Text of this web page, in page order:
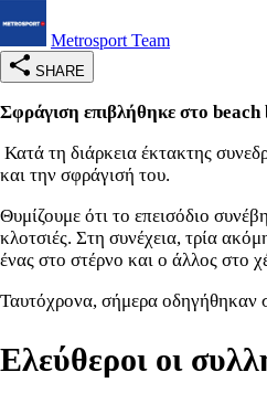
Metrosport Team
SHARE
Σφράγιση επιβλήθηκε στο
Κατά τη διάρκεια έκτακτης
και την σφράγισή του.
Θυμίζουμε ότι το επεισόδιο
κλοτσιές. Στη συνέχεια, τρία
ένας στο στέρνο και ο άλλος στο
Ταυτόχρονα, σήμερα οδηγήθηκαν
Ελεύθεροι οι